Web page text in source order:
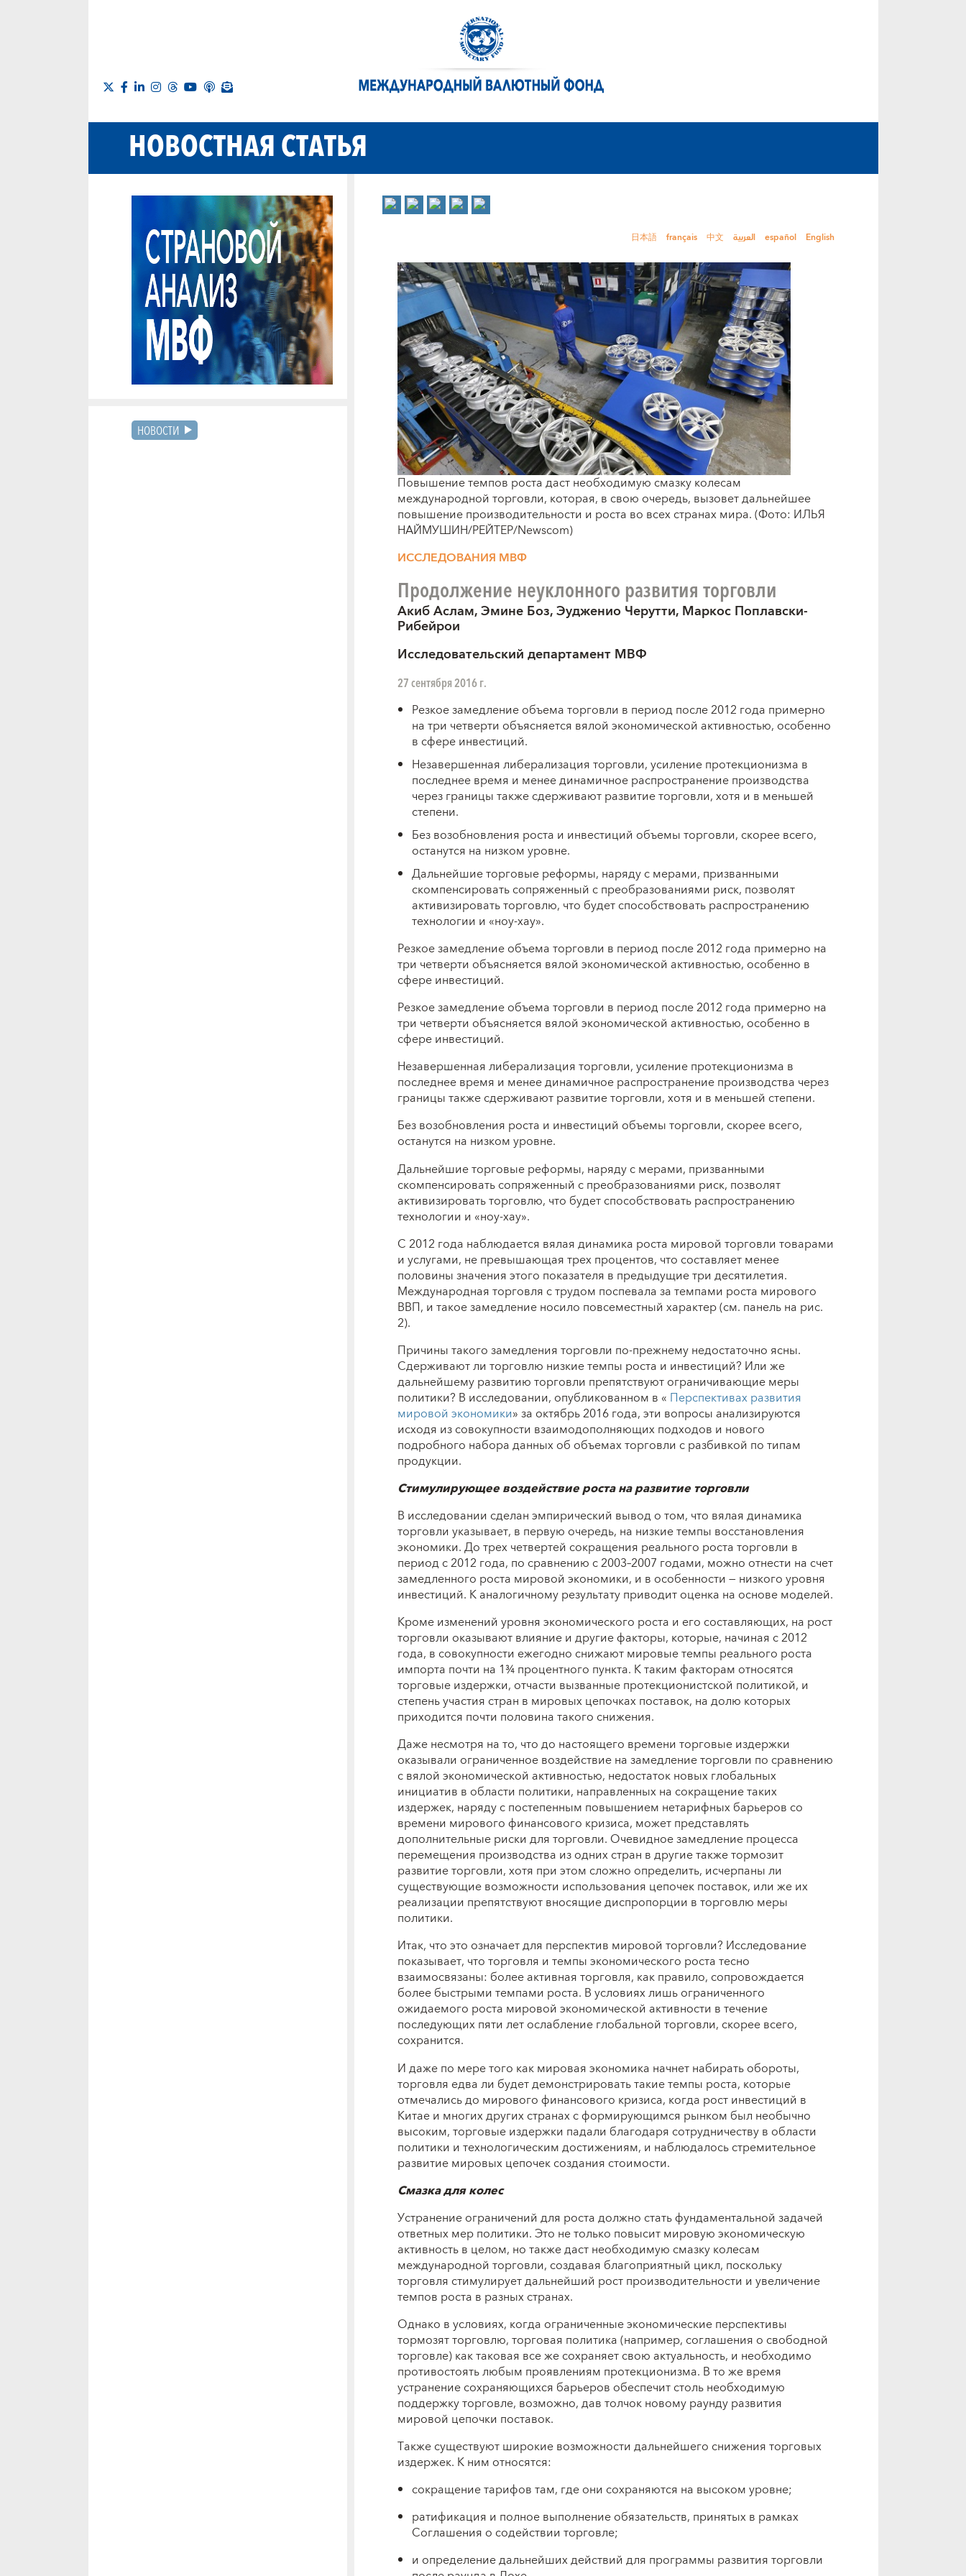
НОВОСТНАЯ СТАТЬЯ
НОВОСТИ
日本語 français 中文 العربية español English
Повышение темпов роста даст необходимую смазку колесам
международной торговли, которая, в свою очередь, вызовет дальнейшее
повышение производительности и роста во всех странах мира. (Фото: ИЛЬЯ
НАЙМУШИН/РЕЙТЕР/Newscom)
ИССЛЕДОВАНИЯ МВФ
Продолжение неуклонного развития торговли
Акиб Аслам, Эмине Боз, Эудженио Черутти, Маркос Поплавски-
Рибейрои
Исследовательский департамент МВФ
27 сентября 2016 г.
Резкое замедление объема торговли в период после 2012 года примерно
на три четверти объясняется вялой экономической активностью, особенно
в сфере инвестиций.
Незавершенная либерализация торговли, усиление протекционизма в
последнее время и менее динамичное распространение производства
через границы также сдерживают развитие торговли, хотя и в меньшей
степени.
Без возобновления роста и инвестиций объемы торговли, скорее всего,
останутся на низком уровне.
Дальнейшие торговые реформы, наряду с мерами, призванными
скомпенсировать сопряженный с преобразованиями риск, позволят
активизировать торговлю, что будет способствовать распространению
технологии и «ноу-хау».
Резкое замедление объема торговли в период после 2012 года примерно на
три четверти объясняется вялой экономической активностью, особенно в
сфере инвестиций.
Резкое замедление объема торговли в период после 2012 года примерно на
три четверти объясняется вялой экономической активностью, особенно в
сфере инвестиций.
Незавершенная либерализация торговли, усиление протекционизма в
последнее время и менее динамичное распространение производства через
границы также сдерживают развитие торговли, хотя и в меньшей степени.
Без возобновления роста и инвестиций объемы торговли, скорее всего,
останутся на низком уровне.
Дальнейшие торговые реформы, наряду с мерами, призванными
скомпенсировать сопряженный с преобразованиями риск, позволят
активизировать торговлю, что будет способствовать распространению
технологии и «ноу-хау».
С 2012 года наблюдается вялая динамика роста мировой торговли товарами
и услугами, не превышающая трех процентов, что составляет менее
половины значения этого показателя в предыдущие три десятилетия.
Международная торговля с трудом поспевала за темпами роста мирового
ВВП, и такое замедление носило повсеместный характер (см. панель на рис.
2).
Причины такого замедления торговли по-прежнему недостаточно ясны.
Сдерживают ли торговлю низкие темпы роста и инвестиций? Или же
дальнейшему развитию торговли препятствуют ограничивающие меры
политики? В исследовании, опубликованном в « Перспективах развития
мировой экономики» за октябрь 2016 года, эти вопросы анализируются
исходя из совокупности взаимодополняющих подходов и нового
подробного набора данных об объемах торговли с разбивкой по типам
продукции.
Стимулирующее воздействие роста на развитие торговли
В исследовании сделан эмпирический вывод о том, что вялая динамика
торговли указывает, в первую очередь, на низкие темпы восстановления
экономики. До трех четвертей сокращения реального роста торговли в
период с 2012 года, по сравнению с 2003–2007 годами, можно отнести на счет
замедленного роста мировой экономики, и в особенности — низкого уровня
инвестиций. К аналогичному результату приводит оценка на основе моделей.
Кроме изменений уровня экономического роста и его составляющих, на рост
торговли оказывают влияние и другие факторы, которые, начиная с 2012
года, в совокупности ежегодно снижают мировые темпы реального роста
импорта почти на 1¾ процентного пункта. К таким факторам относятся
торговые издержки, отчасти вызванные протекционистской политикой, и
степень участия стран в мировых цепочках поставок, на долю которых
приходится почти половина такого снижения.
Даже несмотря на то, что до настоящего времени торговые издержки
оказывали ограниченное воздействие на замедление торговли по сравнению
с вялой экономической активностью, недостаток новых глобальных
инициатив в области политики, направленных на сокращение таких
издержек, наряду с постепенным повышением нетарифных барьеров со
времени мирового финансового кризиса, может представлять
дополнительные риски для торговли. Очевидное замедление процесса
перемещения производства из одних стран в другие также тормозит
развитие торговли, хотя при этом сложно определить, исчерпаны ли
существующие возможности использования цепочек поставок, или же их
реализации препятствуют вносящие диспропорции в торговлю меры
политики.
Итак, что это означает для перспектив мировой торговли? Исследование
показывает, что торговля и темпы экономического роста тесно
взаимосвязаны: более активная торговля, как правило, сопровождается
более быстрыми темпами роста. В условиях лишь ограниченного
ожидаемого роста мировой экономической активности в течение
последующих пяти лет ослабление глобальной торговли, скорее всего,
сохранится.
И даже по мере того как мировая экономика начнет набирать обороты,
торговля едва ли будет демонстрировать такие темпы роста, которые
отмечались до мирового финансового кризиса, когда рост инвестиций в
Китае и многих других странах с формирующимся рынком был необычно
высоким, торговые издержки падали благодаря сотрудничеству в области
политики и технологическим достижениям, и наблюдалось стремительное
развитие мировых цепочек создания стоимости.
Смазка для колес
Устранение ограничений для роста должно стать фундаментальной задачей
ответных мер политики. Это не только повысит мировую экономическую
активность в целом, но также даст необходимую смазку колесам
международной торговли, создавая благоприятный цикл, поскольку
торговля стимулирует дальнейший рост производительности и увеличение
темпов роста в разных странах.
Однако в условиях, когда ограниченные экономические перспективы
тормозят торговлю, торговая политика (например, соглашения о свободной
торговле) как таковая все же сохраняет свою актуальность, и необходимо
противостоять любым проявлениям протекционизма. В то же время
устранение сохраняющихся барьеров обеспечит столь необходимую
поддержку торговле, возможно, дав толчок новому раунду развития
мировой цепочки поставок.
Также существуют широкие возможности дальнейшего снижения торговых
издержек. К ним относятся:
сокращение тарифов там, где они сохраняются на высоком уровне;
ратификация и полное выполнение обязательств, принятых в рамках
Соглашения о содействии торговле;
и определение дальнейших действий для программы развития торговли